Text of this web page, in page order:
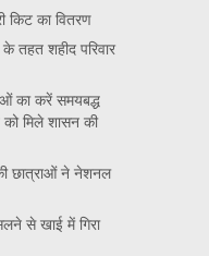
किट का वितरण
के तहत शहीद परिवार
का करें समयबद्ध
को मिले शासन की
की छात्राओं ने नेशनल
से खाई में गिरा